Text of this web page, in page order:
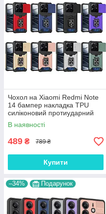
Чохол на Xiaomi Redmi Note
14 бампер накладка TPU
силіконовий протиударний
оригінальний "STABIL-
ARMOR"
В наявності
489 ₴ 789 ₴
Купити
–34% Подарунок